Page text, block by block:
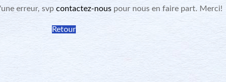
erreur, svp contactez-nous pour nous en faire part. Merci!
Retour